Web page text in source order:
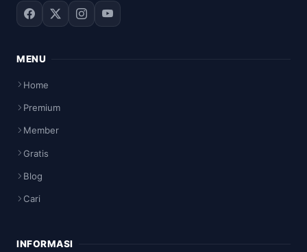
MENU
Home
Premium
Member
Gratis
Blog
Cari
INFORMASI